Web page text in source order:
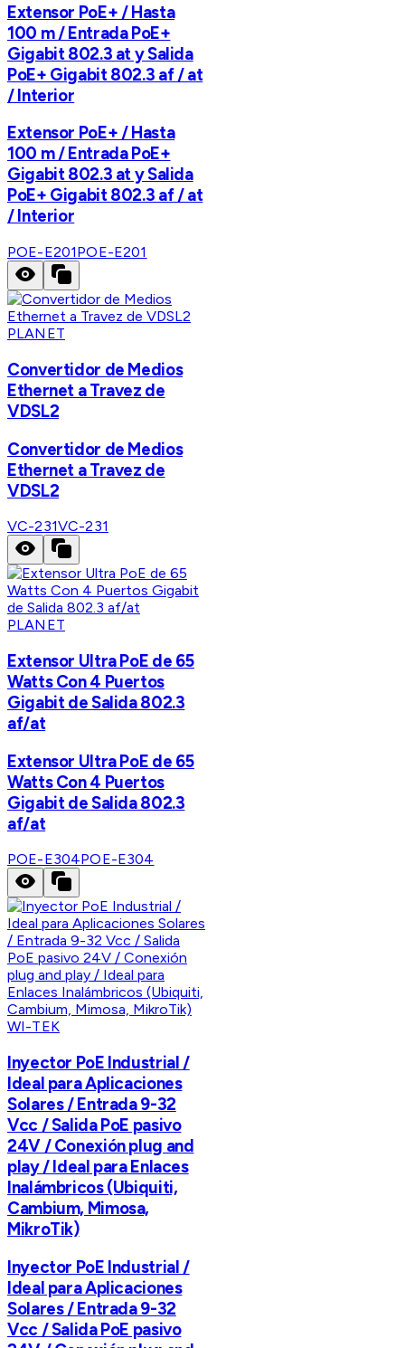
Extensor PoE+ / Hasta
100 m / Entrada PoE+
Gigabit 802.3 at y Salida
PoE+ Gigabit 802.3 af / at
/ Interior
Extensor PoE+ / Hasta
100 m / Entrada PoE+
Gigabit 802.3 at y Salida
PoE+ Gigabit 802.3 af / at
/ Interior
POE-E201POE-E201
PLANET
Convertidor de Medios
Ethernet a Travez de
VDSL2
Convertidor de Medios
Ethernet a Travez de
VDSL2
VC-231VC-231
PLANET
Extensor Ultra PoE de 65
Watts Con 4 Puertos
Gigabit de Salida 802.3
af/at
Extensor Ultra PoE de 65
Watts Con 4 Puertos
Gigabit de Salida 802.3
af/at
POE-E304POE-E304
WI-TEK
Inyector PoE Industrial /
Ideal para Aplicaciones
Solares / Entrada 9-32
Vcc / Salida PoE pasivo
24V / Conexión plug and
play / Ideal para Enlaces
Inalámbricos (Ubiquiti,
Cambium, Mimosa,
MikroTik)
Inyector PoE Industrial /
Ideal para Aplicaciones
Solares / Entrada 9-32
Vcc / Salida PoE pasivo